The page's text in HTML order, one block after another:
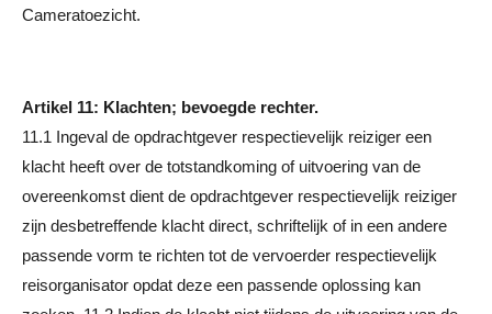
Cameratoezicht.
Artikel 11: Klachten; bevoegde rechter.
11.1 Ingeval de opdrachtgever respectievelijk reiziger een
klacht heeft over de totstandkoming of uitvoering van de
overeenkomst dient de opdrachtgever respectievelijk reiziger
zijn desbetreffende klacht direct, schriftelijk of in een andere
passende vorm te richten tot de vervoerder respectievelijk
reisorganisator opdat deze een passende oplossing kan